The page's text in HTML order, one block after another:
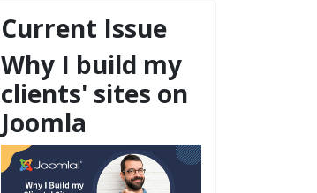
Current Issue
Why I build my
clients' sites on
Joomla